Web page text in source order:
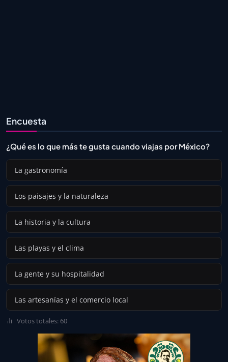
Encuesta
¿Qué es lo que más te gusta cuando viajas por México?
La gastronomía
Los paisajes y la naturaleza
La historia y la cultura
Las playas y el clima
La gente y su hospitalidad
Las artesanías y el comercio local
Votos totales: 60